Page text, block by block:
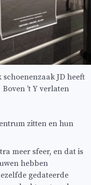
schoenenzaak JD heeft
Boven ’t Y verlaten
zitten en hun
meer sfeer, en dat is
hebben
gedateerde